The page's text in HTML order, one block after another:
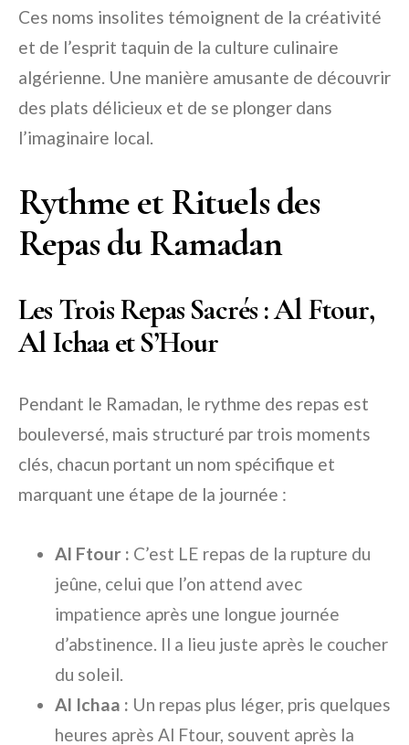
Ces noms insolites témoignent de la créativité
et de l’esprit taquin de la culture culinaire
algérienne. Une manière amusante de découvrir
des plats délicieux et de se plonger dans
l’imaginaire local.
Rythme et Rituels des
Repas du Ramadan
Les Trois Repas Sacrés : Al Ftour,
Al Ichaa et S’Hour
Pendant le Ramadan, le rythme des repas est
bouleversé, mais structuré par trois moments
clés, chacun portant un nom spécifique et
marquant une étape de la journée :
Al Ftour : C’est LE repas de la rupture du
jeûne, celui que l’on attend avec
impatience après une longue journée
d’abstinence. Il a lieu juste après le coucher
du soleil.
Al Ichaa : Un repas plus léger, pris quelques
heures après Al Ftour, souvent après la